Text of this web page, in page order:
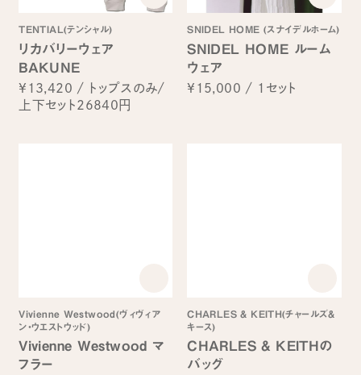
TENTIAL(テンシャル)
リカバリーウェア
BAKUNE
¥13,420 /
トップスのみ/
上下セット26840円
SNIDEL HOME (スナイデルホーム)
SNIDEL HOME ルーム
ウェア
¥15,000 / 1セット
Vivienne Westwood(ヴィヴィア
ン・ウエストウッド)
Vivienne Westwood マ
フラー
CHARLES & KEITH(チャールズ&
キース)
CHARLES & KEITHの
バッグ